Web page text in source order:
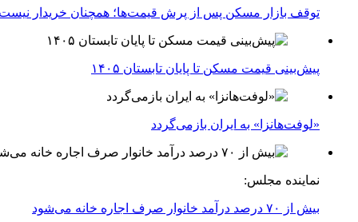
توقف بازار مسکن پس از پرش قیمت‌ها؛ همچنان خریدار
پیش‌بینی قیمت مسکن تا پایان تابستان ۱۴۰۵
«لوفت‌هانزا» به ایران بازمی‌گردد
نماینده مجلس:
بیش از ۷۰ درصد درآمد خانوار صرف اجاره خانه می‌شود